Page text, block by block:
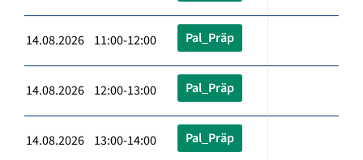
14.08.2026 11:00-12:00 Pal_Präp
14.08.2026 12:00-13:00 Pal_Präp
14.08.2026 13:00-14:00 Pal_Präp